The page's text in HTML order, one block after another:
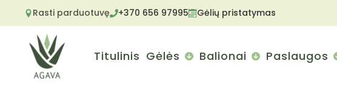
Rasti parduotuvę +370 656 97995 Gėlių pristatymas
Titulinis Gėlės Balionai Paslaugos